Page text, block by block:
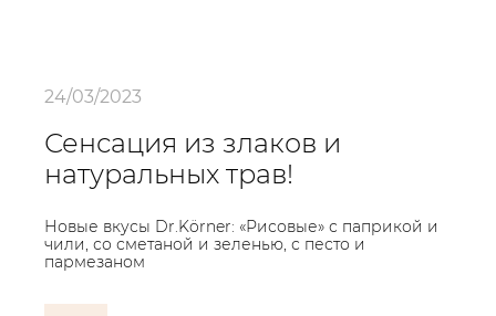
24/03/2023
Сенсация из злаков и
натуральных трав!
Новые вкусы Dr.Körner: «Рисовые» с паприкой и
чили, со сметаной и зеленью, с песто и
пармезаном